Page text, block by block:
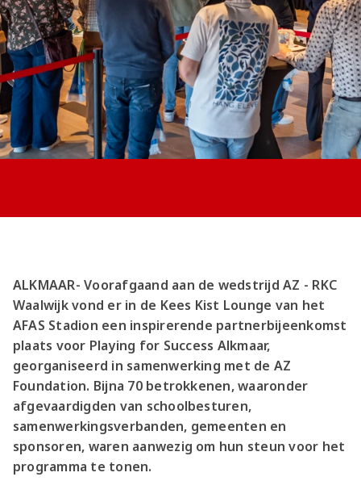
Jong AZ
Seizoenkaart
ALKMAAR- Voorafgaand aan de wedstrijd AZ - RKC
Waalwijk vond er in de Kees Kist Lounge van het
AFAS Stadion een inspirerende partnerbijeenkomst
plaats voor Playing for Success Alkmaar,
georganiseerd in samenwerking met de AZ
Foundation. Bijna 70 betrokkenen, waaronder
afgevaardigden van schoolbesturen,
samenwerkingsverbanden, gemeenten en
sponsoren, waren aanwezig om hun steun voor het
programma te tonen.